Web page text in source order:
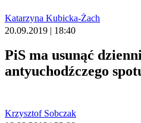
Katarzyna Kubicka-Żach
20.09.2019 | 18:40
PiS ma usunąć
antyuchodźczego
Krzysztof Sobczak